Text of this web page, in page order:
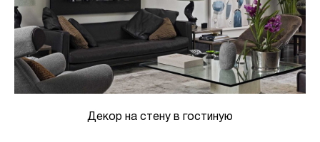
Декор на стену в гостиную